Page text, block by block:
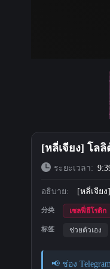
[หลี่เจียง] โล
ระยะเวลา:
อธิบาย: [หลี่เจีย
分类 เซลฟี่อีโรติก
标签 ช่วยตัวเอง
📢 ช่อง Telegram